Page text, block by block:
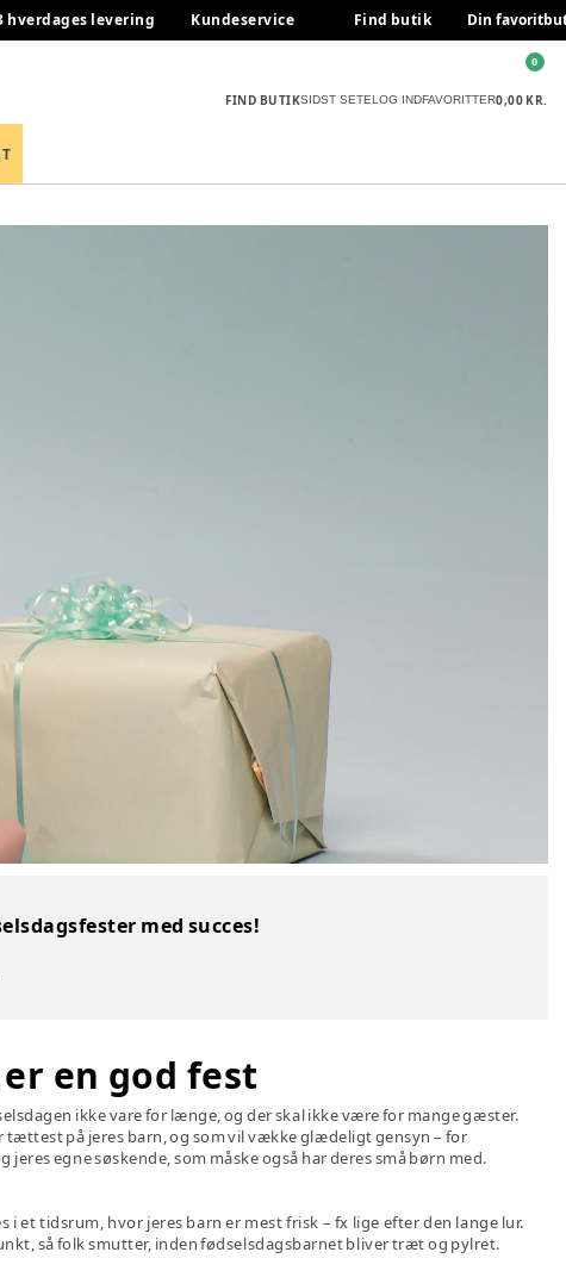
hverdages levering Kundeservice Find butik Din
FIND BUTIKSIDST SETELOG INDFAVORITTER0,00 KR.
0
med succes!
en god fest
ikke vare for længe, og der skal ikke være for mange gæster.
tættest på jeres barn, og som vil vække glædeligt gensyn – for
egne søskende, som måske også har deres små børn med.
i et tidsrum, hvor jeres barn er mest frisk – fx lige efter den lange lur.
så folk smutter, inden fødselsdagsbarnet bliver træt og pylret.